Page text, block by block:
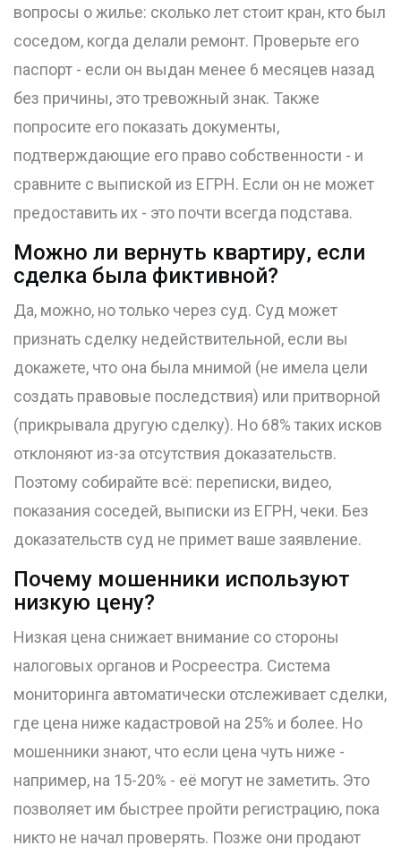
вопросы о жилье: сколько лет стоит кран, кто был
соседом, когда делали ремонт. Проверьте его
паспорт - если он выдан менее 6 месяцев назад
без причины, это тревожный знак. Также
попросите его показать документы,
подтверждающие его право собственности - и
сравните с выпиской из ЕГРН. Если он не может
предоставить их - это почти всегда подстава.
Можно ли вернуть квартиру, если
сделка была фиктивной?
Да, можно, но только через суд. Суд может
признать сделку недействительной, если вы
докажете, что она была мнимой (не имела цели
создать правовые последствия) или притворной
(прикрывала другую сделку). Но 68% таких исков
отклоняют из-за отсутствия доказательств.
Поэтому собирайте всё: переписки, видео,
показания соседей, выписки из ЕГРН, чеки. Без
доказательств суд не примет ваше заявление.
Почему мошенники используют
низкую цену?
Низкая цена снижает внимание со стороны
налоговых органов и Росреестра. Система
мониторинга автоматически отслеживает сделки,
где цена ниже кадастровой на 25% и более. Но
мошенники знают, что если цена чуть ниже -
например, на 15-20% - её могут не заметить. Это
позволяет им быстрее пройти регистрацию, пока
никто не начал проверять. Позже они продают